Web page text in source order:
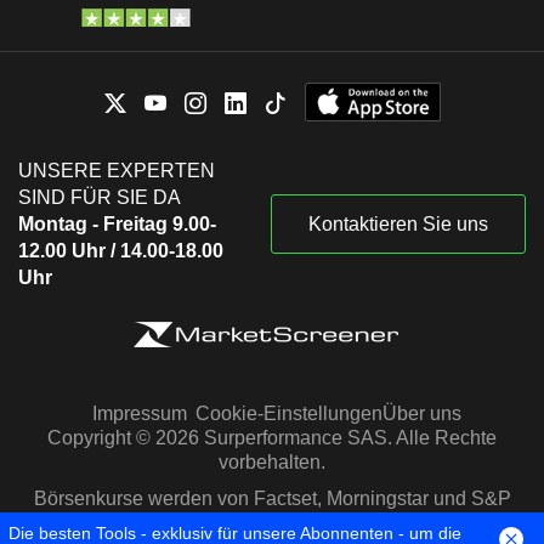
UNSERE EXPERTEN
SIND FÜR SIE DA
Montag - Freitag 9.00-
12.00 Uhr / 14.00-18.00
Uhr
Kontaktieren Sie uns
Impressum Cookie-EinstellungenÜber uns
Copyright © 2026 Surperformance SAS. Alle Rechte
vorbehalten.
Börsenkurse werden von Factset, Morningstar und S&P
Capital IQ zur Verfügung gestellt
Die besten Tools - exklusiv für unsere Abonnenten - um die